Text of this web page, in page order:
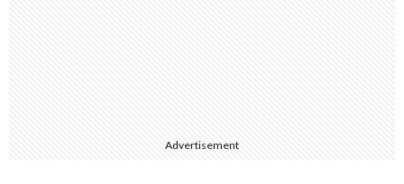
Advertisement